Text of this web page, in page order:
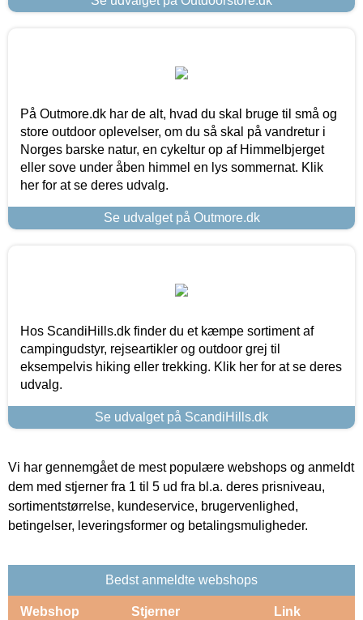
På Outmore.dk har de alt, hvad du skal bruge til små og
store outdoor oplevelser, om du så skal på vandretur i
Norges barske natur, en cykeltur op af Himmelbjerget
eller sove under åben himmel en lys sommernat. Klik
her for at se deres udvalg.
Se udvalget på Outmore.dk
Hos ScandiHills.dk finder du et kæmpe sortiment af
campingudstyr, rejseartikler og outdoor grej til
eksempelvis hiking eller trekking. Klik her for at se deres
udvalg.
Se udvalget på ScandiHills.dk
Vi har gennemgået de mest populære webshops og anmeldt
dem med stjerner fra 1 til 5 ud fra bl.a. deres prisniveau,
sortimentstørrelse, kundeservice, brugervenlighed,
betingelser, leveringsformer og betalingsmuligheder.
Bedst anmeldte webshops
Webshop Stjerner Link